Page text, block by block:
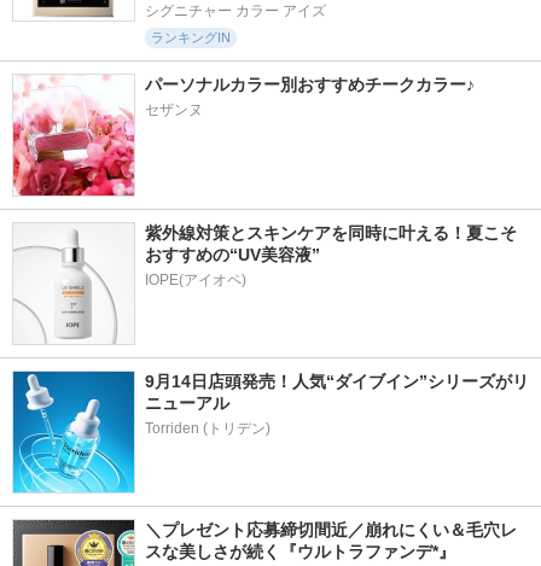
シグニチャー カラー アイズ
ランキングIN
パーソナルカラー別おすすめチークカラー♪
セザンヌ
紫外線対策とスキンケアを同時に叶える！夏こそ
おすすめの“UV美容液”
IOPE(アイオペ)
9月14日店頭発売！人気“ダイブイン”シリーズがリ
ニューアル
＼プレゼント応募締切間近／崩れにくい＆毛穴レ
スな美しさが続く『ウルトラファンデ*』